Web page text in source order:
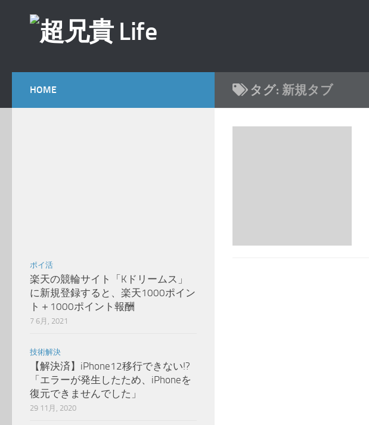
コンテンツへスキップ
タグ: 新規タブ
HOME
ポイ活
楽天の競輪サイト「Kドリームス」
に新規登録すると、楽天1000ポイン
ト＋1000ポイント報酬
7 6月, 2021
技術解決
【解決済】iPhone12移行できない!?
「エラーが発生したため、iPhoneを
復元できませんでした」
29 11月, 2020